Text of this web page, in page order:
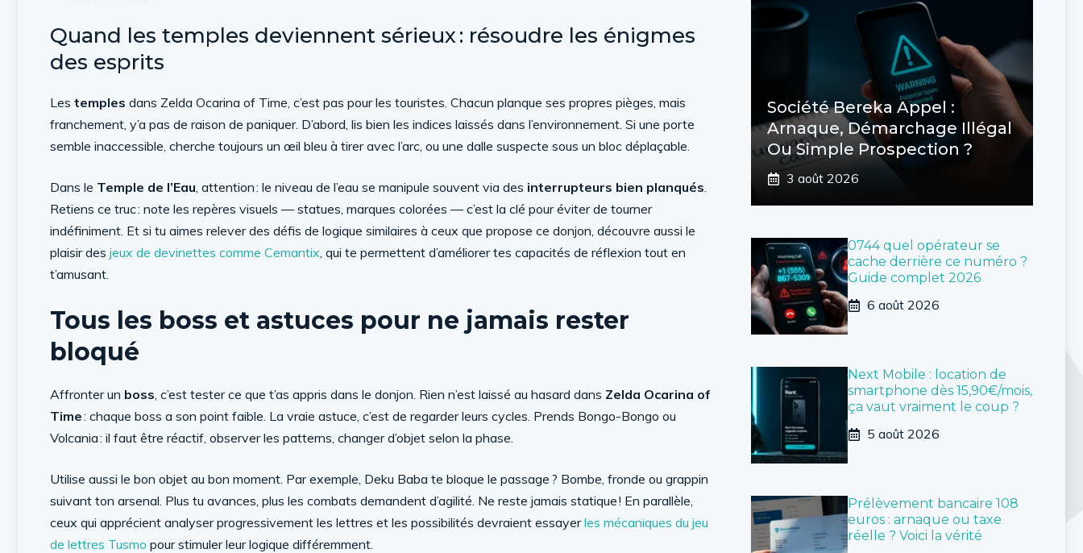
Quand les temples deviennent sérieux : résoudre les énigmes
des esprits
Les temples dans Zelda Ocarina of Time, c’est pas pour les touristes. Chacun planque ses propres pièges, mais
franchement, y’a pas de raison de paniquer. D’abord, lis bien les indices laissés dans l’environnement. Si une porte
semble inaccessible, cherche toujours un œil bleu à tirer avec l’arc, ou une dalle suspecte sous un bloc déplaçable.
Dans le Temple de l’Eau, attention : le niveau de l’eau se manipule souvent via des interrupteurs bien planqués.
Retiens ce truc : note les repères visuels — statues, marques colorées — c’est la clé pour éviter de tourner
indéfiniment. Et si tu aimes relever des défis de logique similaires à ceux que propose ce donjon, découvre aussi le
plaisir des jeux de devinettes comme Cemantix, qui te permettent d’améliorer tes capacités de réflexion tout en
t’amusant.
Tous les boss et astuces pour ne jamais rester
bloqué
Affronter un boss, c’est tester ce que t’as appris dans le donjon. Rien n’est laissé au hasard dans Zelda Ocarina of
Time: chaque boss a son point faible. La vraie astuce, c’est de regarder leurs cycles. Prends Bongo-Bongo ou
Volcania : il faut être réactif, observer les patterns, changer d’objet selon la phase.
Utilise aussi le bon objet au bon moment. Par exemple, Deku Baba te bloque le passage ? Bombe, fronde ou grappin
suivant ton arsenal. Plus tu avances, plus les combats demandent d’agilité. Ne reste jamais statique ! En parallèle,
ceux qui apprécient analyser progressivement les lettres et les possibilités devraient essayerles mécaniques du jeu
de lettres Tusmo pour stimuler leur logique différemment.
Société Bereka Appel :
Arnaque, Démarchage Illégal
Ou Simple Prospection ?
3 août 2026
0744 quel opérateur se
cache derrière ce numéro ?
Guide complet 2026
6 août 2026
Next Mobile : location de
smartphone dès 15,90€/mois,
ça vaut vraiment le coup ?
5 août 2026
Prélèvement bancaire 108
euros : arnaque ou taxe
réelle ? Voici la vérité